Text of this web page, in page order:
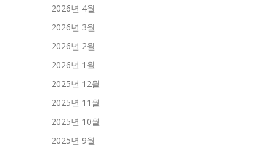
2026년 4월
2026년 3월
2026년 2월
2026년 1월
2025년 12월
2025년 11월
2025년 10월
2025년 9월